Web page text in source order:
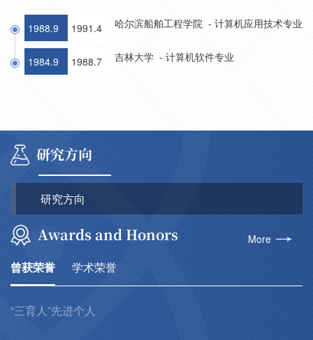
1988.9 1991.4 哈尔滨船舶工程学院 - 计算机应用技术专业
1984.9 1988.7 吉林大学 - 计算机软件专业
研究方向
研究方向
Awards and Honors
曾获荣誉 学术荣誉
“三育人”先进个人
More